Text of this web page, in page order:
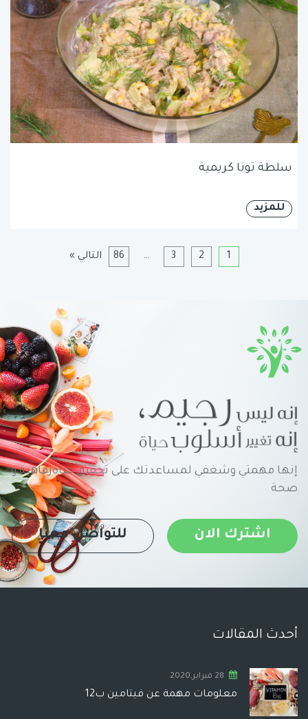
سلطة تونا كريمية
للمزيد
1
2
3
…
86 التالي »
إنها مهمتي وشغفي لمساعدتك على تحقيق حياةرفاهية و
صحة
اشترك الان للتواصل معنا
أحدث المقالات
28 فبراير,2020
معلومات مهمة عن فيتامين ب12